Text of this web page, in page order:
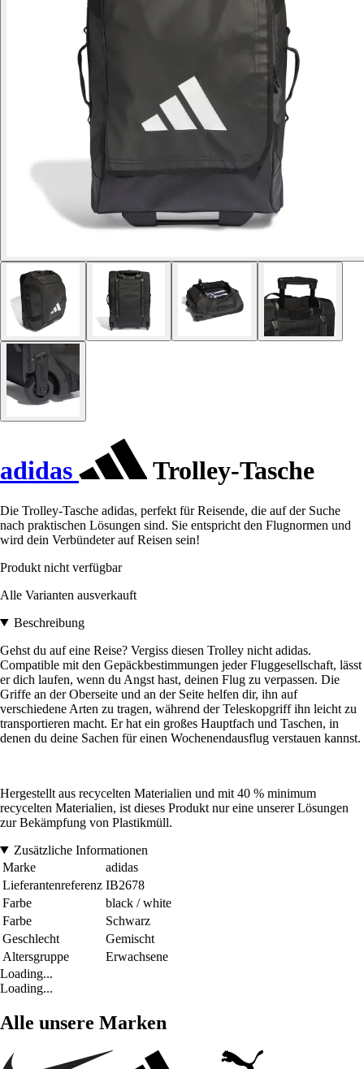
adidas Trolley-Tasche
Die Trolley-Tasche adidas, perfekt für Reisende, die auf der Suche
nach praktischen Lösungen sind. Sie entspricht den Flugnormen und
wird dein Verbündeter auf Reisen sein!
Produkt nicht verfügbar
Alle Varianten ausverkauft
Beschreibung
Gehst du auf eine Reise? Vergiss diesen Trolley nicht adidas.
Compatible mit den Gepäckbestimmungen jeder Fluggesellschaft, lässt
er dich laufen, wenn du Angst hast, deinen Flug zu verpassen. Die
Griffe an der Oberseite und an der Seite helfen dir, ihn auf
verschiedene Arten zu tragen, während der Teleskopgriff ihn leicht zu
transportieren macht. Er hat ein großes Hauptfach und Taschen, in
denen du deine Sachen für einen Wochenendausflug verstauen kannst.
Hergestellt aus recycelten Materialien und mit 40 % minimum
recycelten Materialien, ist dieses Produkt nur eine unserer Lösungen
zur Bekämpfung von Plastikmüll.
Zusätzliche Informationen
Marke
adidas
Lieferantenreferenz IB2678
Farbe
black / white
Farbe
Schwarz
Geschlecht
Gemischt
Altersgruppe
Erwachsene
Loading...
Loading...
Alle unsere Marken